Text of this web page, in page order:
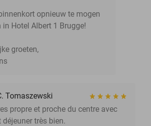
opnieuw te mogen
Hotel Albert 1 Brugge!
groeten,
Tomaszewski
propre et proche du centre avec
déjeuner très bien.